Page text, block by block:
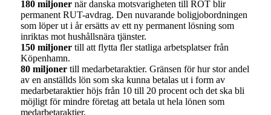
180 miljonernär danska motsvarigheten till ROT blir
permanent RUT-avdrag. Den nuvarande boligjobordningen
som löper ut i år ersätts av ett ny permanent lösning som
inriktas mot hushållsnära tjänster.
150 miljonertill att flytta fler statliga arbetsplatser från
Köpenhamn.
80 miljonertill medarbetaraktier. Gränsen för hur stor andel
av en anställds lön som ska kunna betalas ut i form av
medarbetaraktier höjs från 10 till 20 procent och det ska bli
möjligt för mindre företag att betala ut hela lönen som
medarbetaraktier.